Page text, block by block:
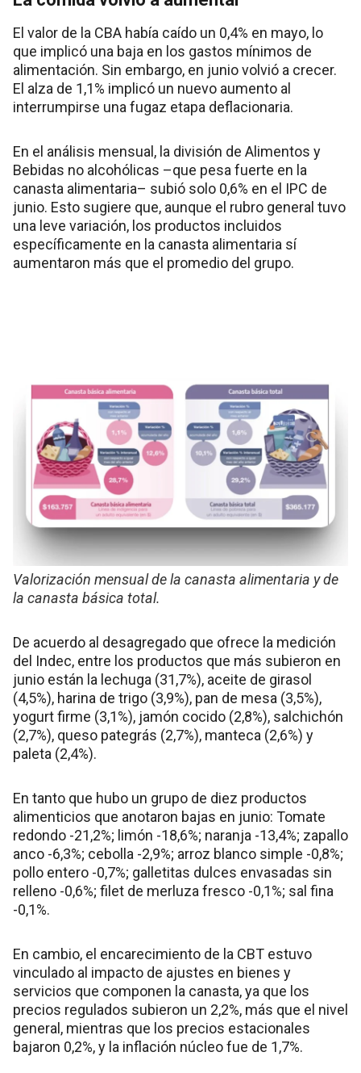
El valor de la CBA había caído un 0,4% en mayo, lo
que implicó una baja en los gastos mínimos de
alimentación. Sin embargo, en junio volvió a crecer.
El alza de 1,1% implicó un nuevo aumento al
interrumpirse una fugaz etapa deflacionaria.
En el análisis mensual, la división de Alimentos y
Bebidas no alcohólicas –que pesa fuerte en la
canasta alimentaria– subió solo 0,6% en el IPC de
junio. Esto sugiere que, aunque el rubro general tuvo
una leve variación, los productos incluidos
específicamente en la canasta alimentaria sí
aumentaron más que el promedio del grupo.
Valorización mensual de la canasta alimentaria y de
la canasta básica total.
De acuerdo al desagregado que ofrece la medición
del Indec, entre los productos que más subieron en
junio están la lechuga (31,7%), aceite de girasol
(4,5%), harina de trigo (3,9%), pan de mesa (3,5%),
yogurt firme (3,1%), jamón cocido (2,8%), salchichón
(2,7%), queso pategrás (2,7%), manteca (2,6%) y
paleta (2,4%).
En tanto que hubo un grupo de diez productos
alimenticios que anotaron bajas en junio: Tomate
redondo -21,2%; limón -18,6%; naranja -13,4%; zapallo
anco -6,3%; cebolla -2,9%; arroz blanco simple -0,8%;
pollo entero -0,7%; galletitas dulces envasadas sin
relleno -0,6%; filet de merluza fresco -0,1%; sal fina
-0,1%.
En cambio, el encarecimiento de la CBT estuvo
vinculado al impacto de ajustes en bienes y
servicios que componen la canasta, ya que los
precios regulados subieron un 2,2%, más que el nivel
general, mientras que los precios estacionales
bajaron 0,2%, y la inflación núcleo fue de 1,7%.